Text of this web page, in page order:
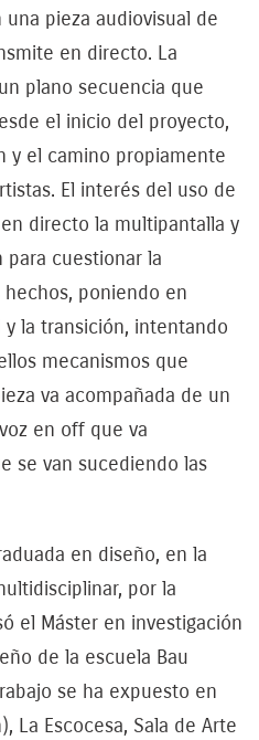
pieza audiovisual de
en directo. La
plano secuencia que
el inicio del proyecto,
y el camino propiamente
El interés del uso de
directo la multipantalla y
para cuestionar la
poniendo en
la transición, intentando
mecanismos que
va acompañada de un
en off que va
se van sucediendo las
en diseño, en la
por la
el Máster en investigación
de la escuela Bau
se ha expuesto en
La Escocesa, Sala de Arte